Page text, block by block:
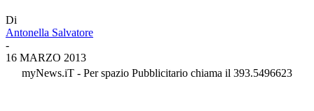
Di
Antonella Salvatore
-
16 MARZO 2013
myNews.iT - Per spazio Pubblicitario chiama il 393.5496623